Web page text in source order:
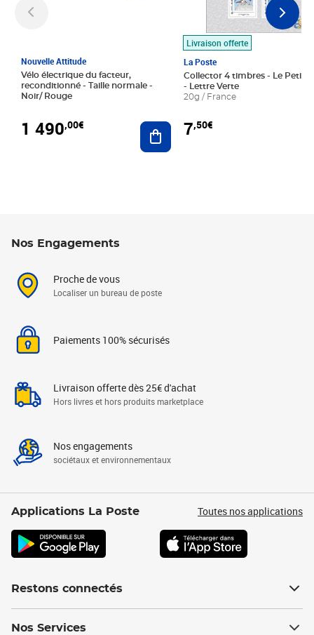
Nouvelle Attitude
Vélo électrique du facteur,
reconditionné - Taille normale -
Noir/ Rouge
1 490,00€ Ajouter au panier
Livraison offerte
La Poste
Collector 4 timbres - Le Petit
- Lettre Verte
20g / France
7,50€
Nos Engagements
Proche de vous
Localiser un bureau de poste
Paiements 100% sécurisés
Livraison offerte dès 25€ d'achat
Hors livres et hors produits marketplace
Nos engagements
sociétaux et environnementaux
Applications La Poste Toutes nos applications
Restons connectés
Nos Services